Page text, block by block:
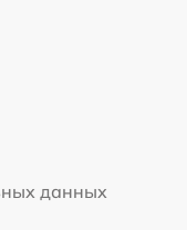
данных